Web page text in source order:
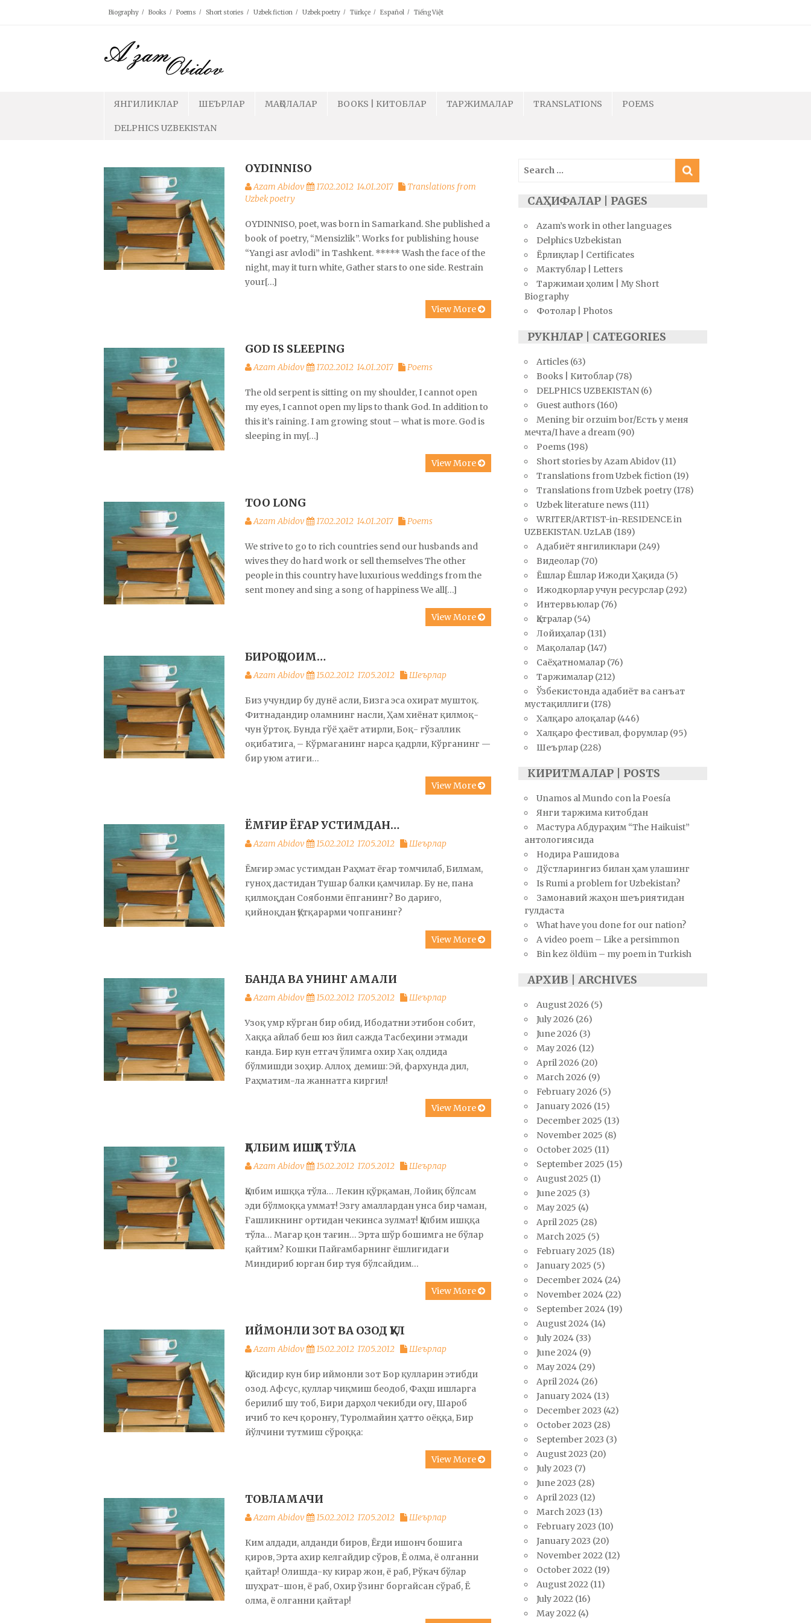
Biography Books Poems Short stories Uzbek fiction Uzbek poetry Türkçe Español Tiếng Việt
ЯНГИЛИКЛАР ШЕЪРЛАР МАҚОЛАЛАР BOOKS | КИТОБЛАР ТАРЖИМАЛАР TRANSLATIONS POEMS
DELPHICS UZBEKISTAN
OYDINNISO
Azam Abidov 17.02.2012 14.01.2017
Translations from
Uzbek poetry
OYDINNISO, poet, was born in Samarkand. She published a
book of poetry, “Mensizlik”. Works for publishing house
“Yangi asr avlodi” in Tashkent. ***** Wash the face of the
night, may it turn white, Gather stars to one side. Restrain
your[…]
View More
GOD IS SLEEPING
Azam Abidov 17.02.2012 14.01.2017 Poems
The old serpent is sitting on my shoulder, I cannot open
my eyes, I cannot open my lips to thank God. In addition to
this it’s raining. I am growing stout – what is more. God is
sleeping in my[…]
View More
TOO LONG
Azam Abidov 17.02.2012 14.01.2017 Poems
We strive to go to rich countries send our husbands and
wives they do hard work or sell themselves The other
people in this country have luxurious weddings from the
sent money and sing a song of happiness We all[…]
View More
БИРОҚ ДОИМ…
Azam Abidov 15.02.2012 17.05.2012 Шеърлар
Биз учундир бу дунё асли, Бизга эса охират муштоқ.
Фитнадандир оламнинг насли, Ҳам хиёнат қилмоқ-
чун ўртоқ. Бунда гўё ҳаёт атирли, Боқ- гўзаллик
оқибатига, – Кўрмаганинг нарса қадрли, Кўрганинг —
бир уюм атиги…
View More
ЁМҒИР ЁҒАР УСТИМДАН…
Azam Abidov 15.02.2012 17.05.2012 Шеърлар
Ёмғир эмас устимдан Раҳмат ёғар томчилаб, Билмам,
гуноҳ дастидан Тушар балки қамчилар. Бу не, пана
қилмоқдан Соябонми ёпганинг? Во дариғо,
қийноқдан Қутқарарми чопганинг?
View More
БАНДА ВА УНИНГ АМАЛИ
Azam Abidov 15.02.2012 17.05.2012 Шеърлар
Узоқ умр кўрган бир обид, Ибодатни этибон собит,
Χаққа айлаб беш юз йил сажда Тасбеҳини этмади
канда. Бир кун етгач ўлимга охир Χақ олдида
бўлмишди зоҳир. Аллоҳ демиш: Эй, фархунда дил,
Раҳматим-ла жаннатга киргил!
View More
ҚАЛБИМ ИШҚҚА ТЎЛА
Azam Abidov 15.02.2012 17.05.2012 Шеърлар
Қалбим ишққа тўла… Лекин қўрқаман, Лойиқ бўлсам
эди бўлмоққа уммат! Эзгу амаллардан унса бир чаман,
Ғашликнинг ортидан чекинса зулмат! Қалбим ишққа
тўла… Магар қон тағин… Эрта шўр бошимга не бўлар
қайтим? Кошки Пайғамбарнинг ёшлигидаги
Миндириб юрган бир туя бўлсайдим…
View More
ИЙМОНЛИ ЗОТ ВА ОЗОД ҚУЛ
Azam Abidov 15.02.2012 17.05.2012 Шеърлар
Қайсидир кун бир иймонли зот Бор қулларин этибди
озод. Афсус, қуллар чиқмиш беодоб, Фаҳш ишларга
берилиб шу тоб, Бири дарҳол чекибди оғу, Шароб
ичиб то кеч қоронғу, Туролмайин ҳатто оёққа, Бир
йўлчини тутмиш сўроққа:
View More
ТОВЛАМАЧИ
Azam Abidov 15.02.2012 17.05.2012 Шеърлар
Ким алдади, алданди биров, Ёғди ишонч бошига
қиров, Эрта ахир келгайдир сўров, Ё олма, ё олганни
қайтар! Олишда-ку кирар жон, ё раб, Рўкач бўлар
шуҳрат-шон, ё раб, Охир ўзинг боргайсан сўраб, Ё
олма, ё олганни қайтар!
Search
for:
САҲИФАЛАР | PAGES
Azam’s work in other languages
Delphics Uzbekistan
Ёрлиқлар | Certificates
Мактублар | Letters
Таржимаи ҳолим | My Short
Biography
Фотолар | Photos
РУКНЛАР | CATEGORIES
Articles(63)
Books | Китоблар(78)
DELPHICS UZBEKISTAN(6)
Guest authors(160)
Mening bir orzuim bor/Есть у меня
мечта/I have a dream(90)
Poems(198)
Short stories by Azam Abidov(11)
Translations from Uzbek fiction(19)
Translations from Uzbek poetry(178)
Uzbek literature news(111)
WRITER/ARTIST-in-RESIDENCE in
UZBEKISTAN. UzLAB (189)
Адабиёт янгиликлари(249)
Видеолар(70)
Ёшлар Ёшлар Ижоди Ҳақида(5)
Ижодкорлар учун ресурслар(292)
Интервьюлар(76)
Қатралар(54)
Лойиҳалар(131)
Мақолалар(147)
Саёҳатномалар(76)
Таржималар(212)
Ўзбекистонда адабиёт ва санъат
мустақиллиги(178)
Халқаро алоқалар(446)
Халқаро фестивал, форумлар(95)
Шеърлар(228)
КИРИТМАЛАР | POSTS
Unamos al Mundo con la Poesía
Янги таржима китобдан
Мастура Абдураҳим “The Haikuist”
антологиясида
Нодира Рашидова
Дўстларингиз билан ҳам улашинг
Is Rumi a problem for Uzbekistan?
Замонавий жаҳон шеъриятидан
гулдаста
What have you done for our nation?
A video poem – Like a persimmon
Bin kez öldüm – my poem in Turkish
АРХИВ | ARCHIVES
August 2026 (5)
July 2026 (26)
June 2026 (3)
May 2026 (12)
April 2026 (20)
March 2026 (9)
February 2026 (5)
January 2026 (15)
December 2025 (13)
November 2025 (8)
October 2025 (11)
September 2025 (15)
August 2025 (1)
June 2025 (3)
May 2025 (4)
April 2025 (28)
March 2025 (5)
February 2025 (18)
January 2025 (5)
December 2024(24)
November 2024(22)
September 2024(19)
August 2024(14)
July 2024(33)
June 2024(9)
May 2024(29)
April 2024(26)
January 2024(13)
December 2023 (42)
October 2023 (28)
September 2023 (3)
August 2023 (20)
July 2023 (7)
June 2023 (28)
April 2023 (12)
March 2023 (13)
February 2023 (10)
January 2023 (20)
November 2022 (12)
October 2022 (19)
August 2022 (11)
July 2022 (16)
May 2022 (4)